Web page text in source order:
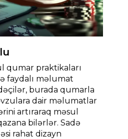
qumar praktikaları
faydalı məlumat
burada qumarla
dair məlumatlar
artıraraq məsul
bilərlər. Sadə
rahat dizayn